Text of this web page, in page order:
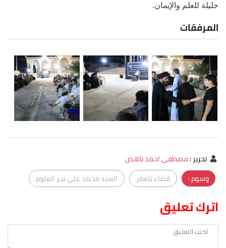
جليلة للعلم والإيمان.
المرفقات
تحرير:مصطفى احمد باهض
وسوم :
قضاء تلعفر السيد محمد علي بحر العلوم
اترك تعليق